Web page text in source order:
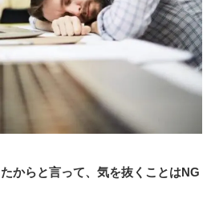
からと言って、気を抜くことはNG